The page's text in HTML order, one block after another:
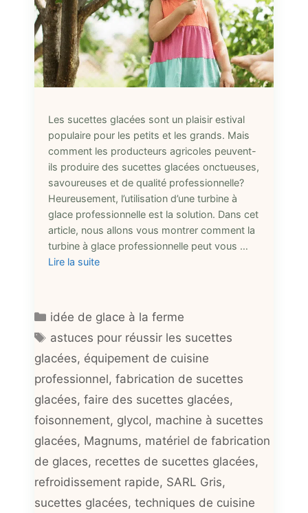
Les sucettes glacées sont un plaisir estival
populaire pour les petits et les grands. Mais
comment les producteurs agricoles peuvent-
ils produire des sucettes glacées onctueuses,
savoureuses et de qualité professionnelle?
Heureusement, l’utilisation d’une turbine à
glace professionnelle est la solution. Dans cet
article, nous allons vous montrer comment la
turbine à glace professionnelle peut vous …
Lire la suite
Catégories
idée de glace à la ferme
Étiquettes
astuces pour réussir les sucettes
glacées, équipement de cuisine
professionnel, fabrication de sucettes
glacées, faire des sucettes glacées,
foisonnement, glycol, machine à sucettes
glacées, Magnums, matériel de fabrication
de glaces, recettes de sucettes glacées,
refroidissement rapide, SARL Gris,
sucettes glacées, techniques de cuisine